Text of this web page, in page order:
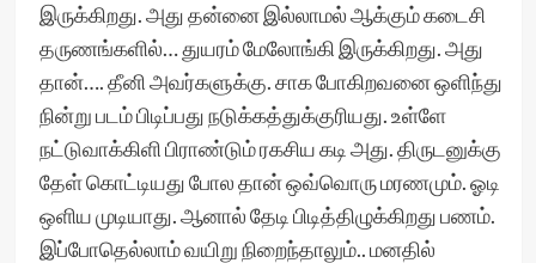
இருக்கிறது. அது தன்னை இல்லாமல் ஆக்கும் கடைசி
தருணங்களில்… துயரம் மேலோங்கி இருக்கிறது. அது
தான்…. தீனி அவர்களுக்கு. சாக போகிறவனை ஒளிந்து
நின்று படம் பிடிப்பது நடுக்கத்துக்குரியது. உள்ளே
நட்டுவாக்கிளி பிராண்டும் ரகசிய கடி அது. திருடனுக்கு
தேள் கொட்டியது போல தான் ஒவ்வொரு மரணமும். ஓடி
ஒளிய முடியாது. ஆனால் தேடி பிடித்திழுக்கிறது பணம்.
இப்போதெல்லாம் வயிறு நிறைந்தாலும்.. மனதில்